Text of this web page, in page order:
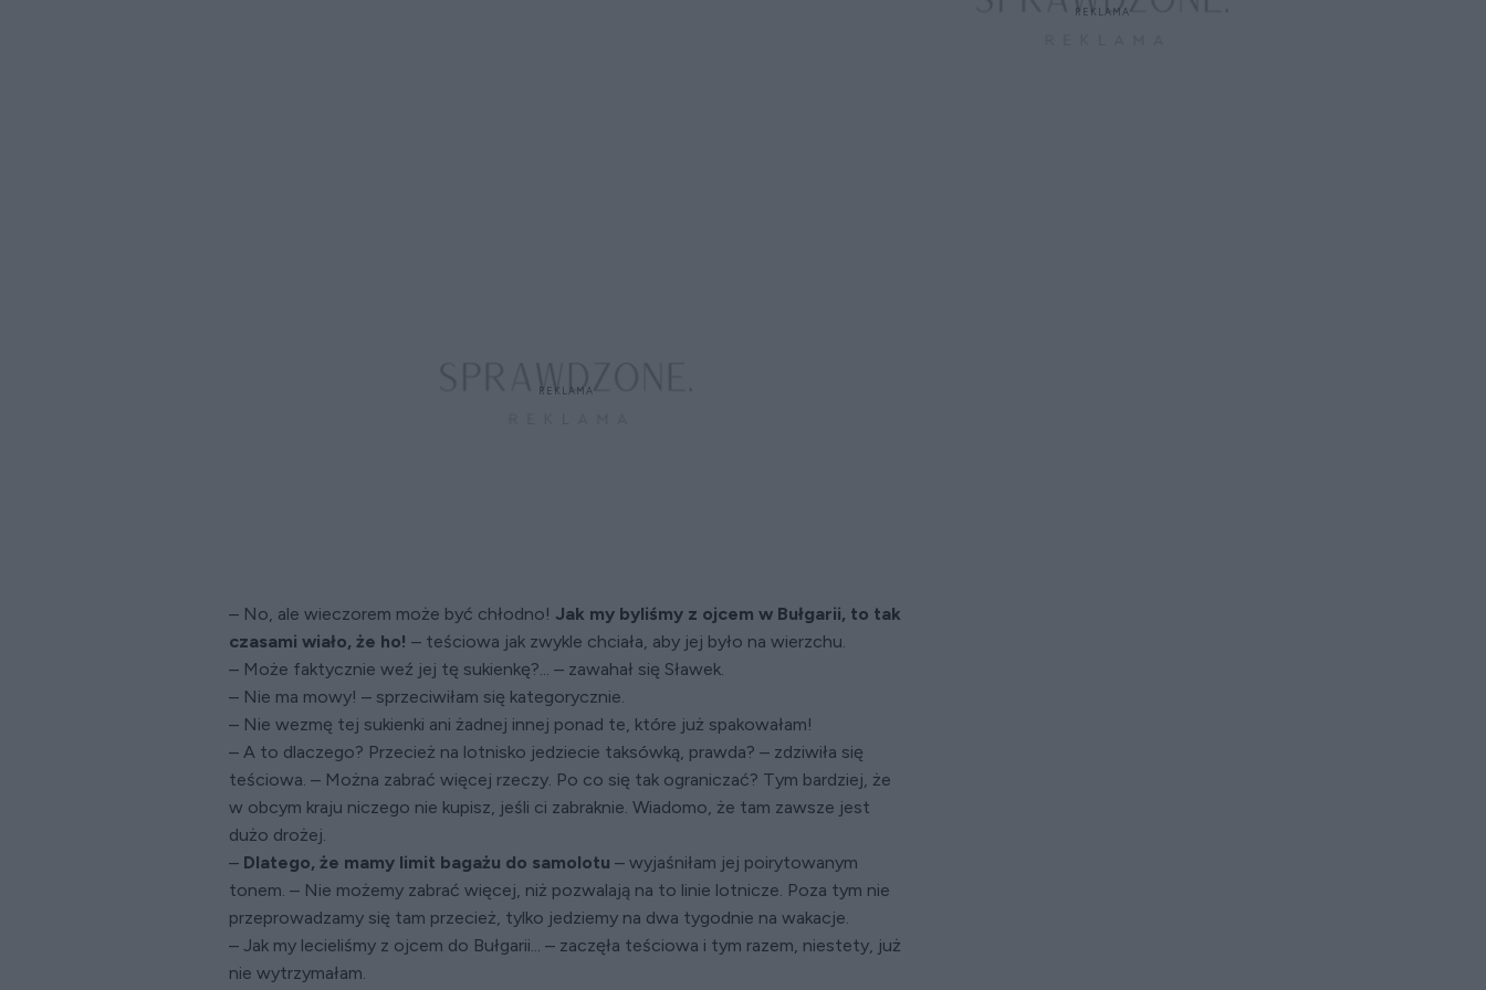
– No, ale wieczorem może być chłodno! Jak my byliśmy z ojcem w Bułgarii, to tak
czasami wiało, że ho! – teściowa jak zwykle chciała, aby jej było na wierzchu.
– Może faktycznie weź jej tę sukienkę?... – zawahał się Sławek.
– Nie ma mowy! – sprzeciwiłam się kategorycznie.
– Nie wezmę tej sukienki ani żadnej innej ponad te, które już spakowałam!
– A to dlaczego? Przecież na lotnisko jedziecie taksówką, prawda? – zdziwiła się
teściowa. – Można zabrać więcej rzeczy. Po co się tak ograniczać? Tym bardziej, że
w obcym kraju niczego nie kupisz, jeśli ci zabraknie. Wiadomo, że tam zawsze jest
dużo drożej.
– Dlatego, że mamy limit bagażu do samolotu – wyjaśniłam jej poirytowanym
tonem. – Nie możemy zabrać więcej, niż pozwalają na to linie lotnicze. Poza tym nie
przeprowadzamy się tam przecież, tylko jedziemy na dwa tygodnie na wakacje.
– Jak my lecieliśmy z ojcem do Bułgarii... – zaczęła teściowa i tym razem, niestety, już
nie wytrzymałam.